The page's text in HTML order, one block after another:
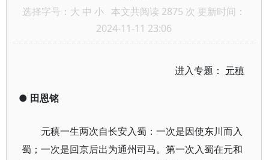
选择字号： 大 中 小 本文共阅读 2875 次 更新时间：
2024-11-11 23:06
进入专题： 元稹
● 田恩铭
元稹一生两次自长安入蜀：一次是因使东川而入
蜀；一次是回京后出为通州司马。第一次入蜀在元和